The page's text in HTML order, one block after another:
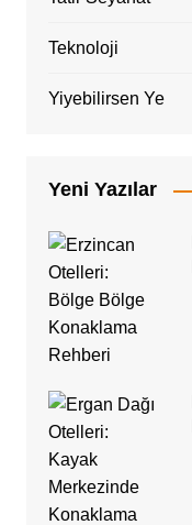
Teknoloji
Yiyebilirsen Ye
Yeni Yazılar